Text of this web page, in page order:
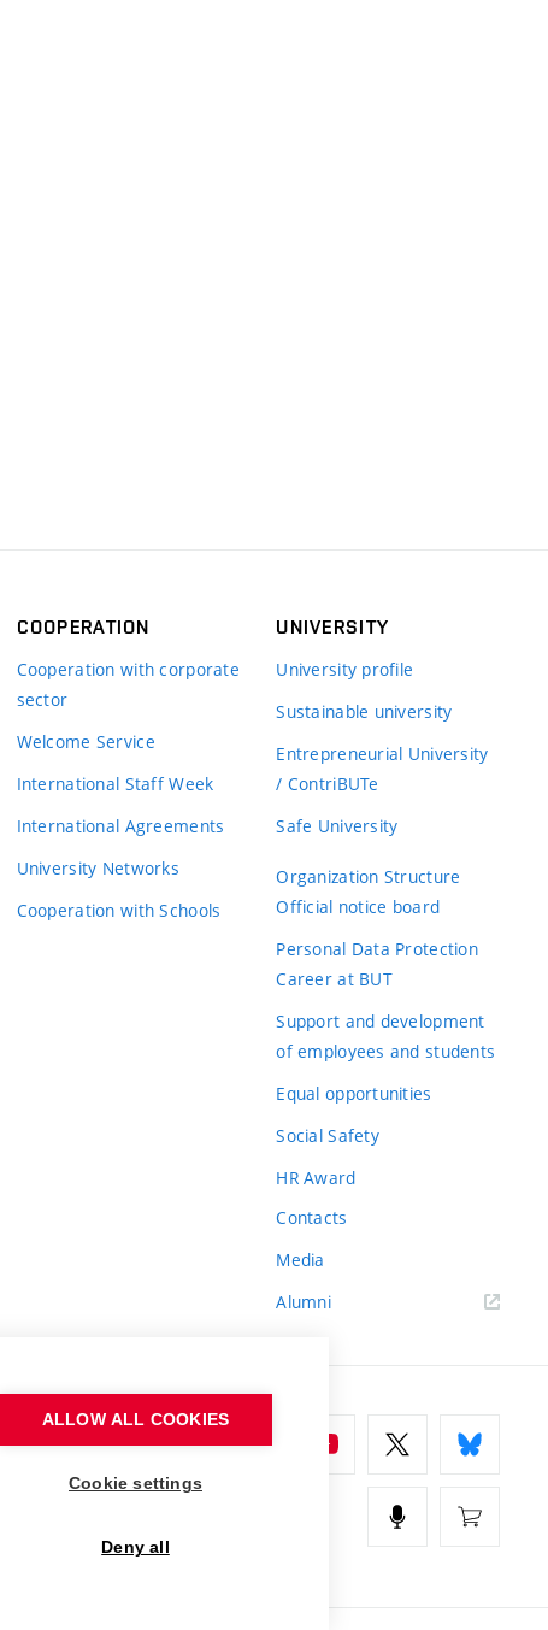
COOPERATION
Cooperation with corporate
sector
Welcome Service
International Staff Week
International Agreements
University Networks
Cooperation with Schools
UNIVERSITY
University profile
Sustainable university
Entrepreneurial University
/ ContriBUTe
Safe University
Organization Structure
Official notice board
Personal Data Protection
Career at BUT
Support and development
of employees and students
Equal opportunities
Social Safety
HR Award
Contacts
Media
Alumni
ALLOW ALL COOKIES
Cookie settings
Deny all